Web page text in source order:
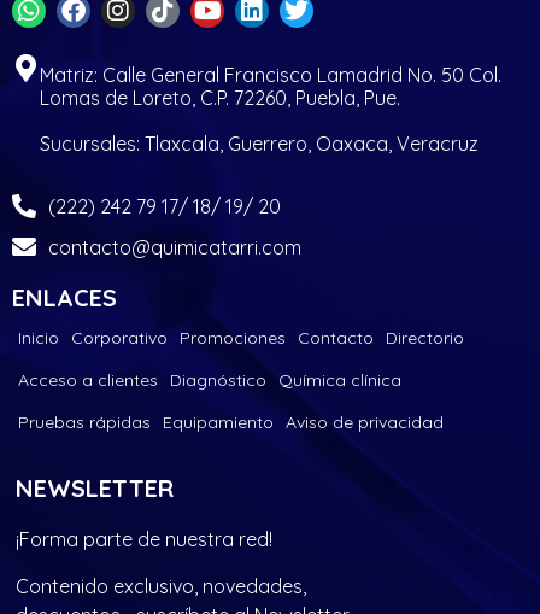
Matriz: Calle General Francisco Lamadrid No. 50 Col.
Lomas de Loreto, C.P. 72260, Puebla, Pue.
Sucursales: Tlaxcala, Guerrero, Oaxaca, Veracruz
(222) 242 79 17/ 18/ 19/ 20
contacto@quimicatarri.com
ENLACES
Inicio Corporativo Promociones Contacto
Directorio
Acceso a clientes
Diagnóstico
Química clínica
Pruebas rápidas
Equipamiento Aviso de privacidad
NEWSLETTER
¡Forma parte de nuestra red!
Contenido exclusivo, novedades,